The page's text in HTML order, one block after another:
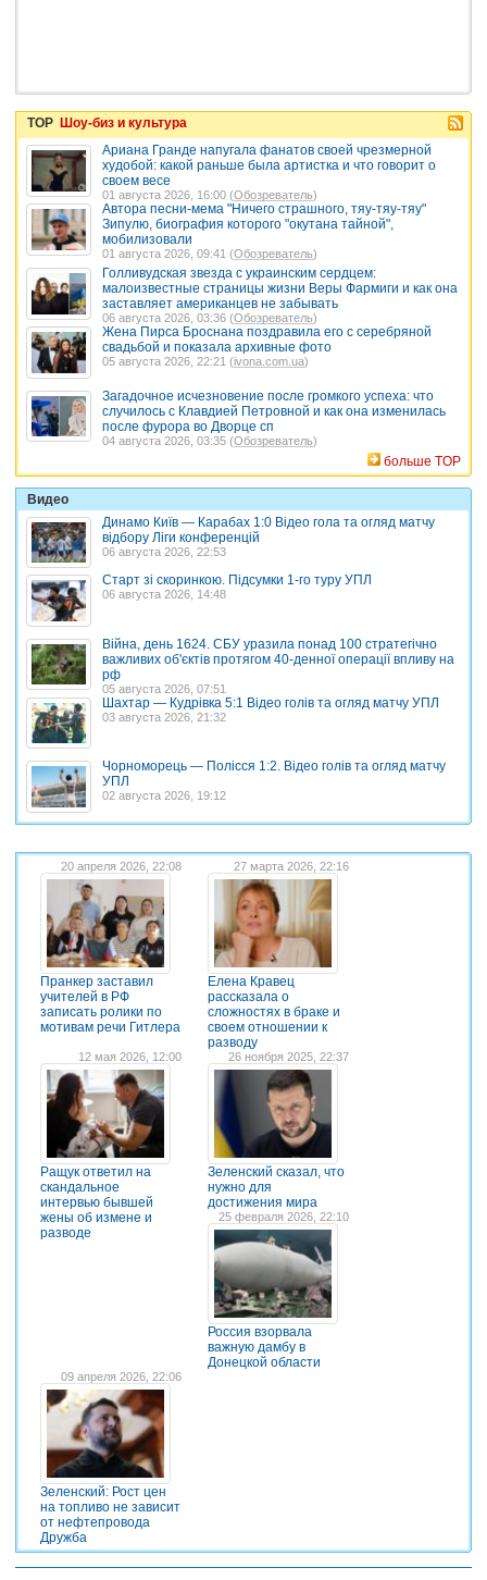
TOP Шоу-биз и культура
Ариана Гранде напугала фанатов своей чрезмерной
худобой: какой раньше была артистка и что говорит о
своем весе
01 августа 2026, 16:00 (Обозреватель)
Автора песни-мема "Ничего страшного, тяу-тяу-тяу"
Зипулю, биография которого "окутана тайной",
мобилизовали
01 августа 2026, 09:41 (Обозреватель)
Голливудская звезда с украинским сердцем:
малоизвестные страницы жизни Веры Фармиги и как она
заставляет американцев не забывать
06 августа 2026, 03:36 (Обозреватель)
Жена Пирса Броснана поздравила его с серебряной
свадьбой и показала архивные фото
05 августа 2026, 22:21 (ivona.com.ua)
Загадочное исчезновение после громкого успеха: что
случилось с Клавдией Петровной и как она изменилась
после фурора во Дворце сп
04 августа 2026, 03:35 (Обозреватель)
больше TOP
Видео
Динамо Київ — Карабах 1:0 Відео гола та огляд матчу
відбору Ліги конференцій
06 августа 2026, 22:53
Старт зі скоринкою. Підсумки 1-го туру УПЛ
06 августа 2026, 14:48
Війна, день 1624. СБУ уразила понад 100 стратегічно
важливих об'єктів протягом 40-денної операції впливу на
рф
05 августа 2026, 07:51
Шахтар — Кудрівка 5:1 Відео голів та огляд матчу УПЛ
03 августа 2026, 21:32
Чорноморець — Полісся 1:2. Відео голів та огляд матчу
УПЛ
02 августа 2026, 19:12
20 апреля 2026, 22:08
Пранкер заставил
учителей в РФ
записать ролики по
мотивам речи Гитлера
27 марта 2026, 22:16
Елена Кравец
рассказала о
сложностях в браке и
своем отношении к
разводу
12 мая 2026, 12:00
Ращук ответил на
скандальное
интервью бывшей
жены об измене и
разводе
26 ноября 2025, 22:37
Зеленский сказал, что
нужно для
достижения мира
25 февраля 2026, 22:10
Россия взорвала
важную дамбу в
Донецкой области
09 апреля 2026, 22:06
Зеленский: Рост цен
на топливо не зависит
от нефтепровода
Дружба